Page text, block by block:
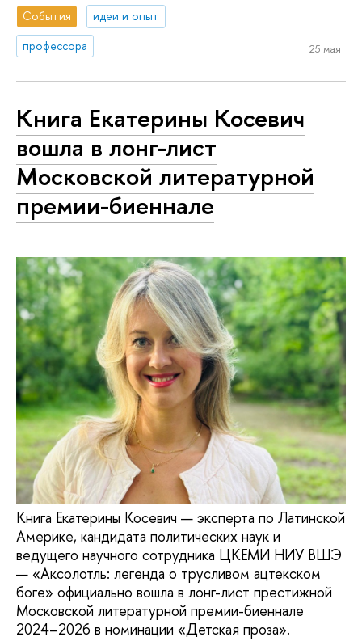
События
идеи и опыт
профессора
25 мая
Книга Екатерины Косевич
вошла в лонг-лист
Московской литературной
премии-биеннале
Книга Екатерины Косевич — эксперта по Латинской
Америке, кандидата политических наук и
ведущего научного сотрудника ЦКЕМИ НИУ ВШЭ
— «Аксолотль: легенда о трусливом ацтекском
боге» официально вошла в лонг-лист престижной
Московской литературной премии-биеннале
2024–2026 в номинации «Детская проза».